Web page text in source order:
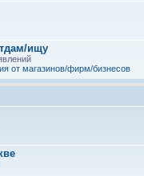
ищу
от магазинов/фирм/бизнесов